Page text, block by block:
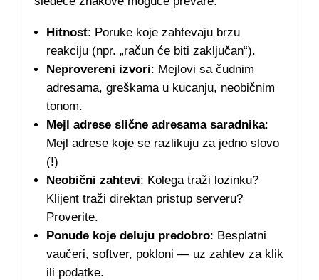
Hitnost: Poruke koje zahtevaju brzu
reakciju (npr. „račun će biti zaključan“).
Neprovereni izvori: Mejlovi sa čudnim
adresama, greškama u kucanju, neobičnim
tonom.
Mejl adrese slične adresama saradnika:
Mejl adrese koje se razlikuju za jedno slovo
(!)
Neobični zahtevi: Kolega traži lozinku?
Klijent traži direktan pristup serveru?
Proverite.
Ponude koje deluju predobro: Besplatni
vaučeri, softver, pokloni — uz zahtev za klik
ili podatke.